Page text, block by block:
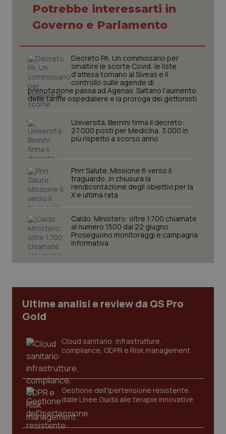
Potrebbe interessarti in
Governo e Parlamento
Decreto PA. Un commissario per
smaltire le scorte Covid, le liste
d’attesa tornano al Siveas e il
controllo sulle agende di
prenotazione passa ad Agenas. Saltano l’aumento
delle tariffe ospedaliere e la proroga dei gettonisti
Università. Bernini firma il decreto:
27.000 posti per Medicina, 3.000 in
più rispetto a scorso anno
Pnrr Salute. Missione 6 verso il
traguardo, in chiusura la
rendicontazione degli obiettivi per la
X e ultima rata
Caldo. Ministero: oltre 1.700 chiamate
al numero 1500 dal 22 giugno.
Proseguono monitoraggi e campagna
informativa
Ultime analisi e review da QS Pro
Gold
Cloud sanitario: infrastrutture,
compliance, GDPR e Risk management
Gestione dell'Ipertensione resistente:
dalle Linee Guida alle terapie innovative
Necessari Statistici Marketing
navigazione sulle pagine e l'accesso alle aree
protette del sito. Il sito web non è in grado di
funzionare correttamente senza questi cookie.
Nome
Fornitore/ Dominio
VISITOR_PRIVACY_METADATA
.youtube.com
tracking-sites-ironfish-
tracking-enable
www.quotidianosanita.it